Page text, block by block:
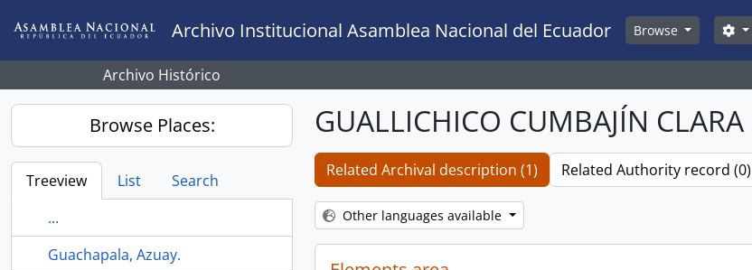
Archivo Institucional Asamblea Nacional del Ecuador Browse
Archivo Histórico
Browse Places:
Treeview List
Search
...
Guachapala, Azuay.
GUALLICHICO CUMBAJÍN
Related Archival description (1) Related Authority record (0)
Other languages available